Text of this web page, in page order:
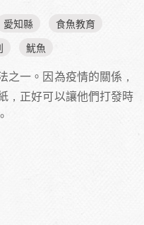
愛知縣
食魚教育
魷魚
一。因為疫情的關係，
，正好可以讓他們打發時